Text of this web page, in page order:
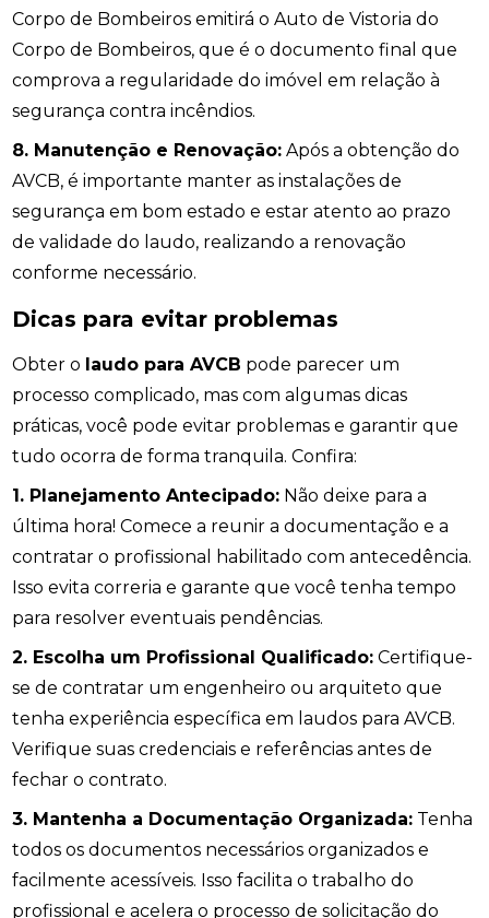
Corpo de Bombeiros emitirá o Auto de Vistoria do
Corpo de Bombeiros, que é o documento final que
comprova a regularidade do imóvel em relação à
segurança contra incêndios.
8. Manutenção e Renovação: Após a obtenção do
AVCB, é importante manter as instalações de
segurança em bom estado e estar atento ao prazo
de validade do laudo, realizando a renovação
conforme necessário.
Dicas para evitar problemas
Obter o laudo para AVCB pode parecer um
processo complicado, mas com algumas dicas
práticas, você pode evitar problemas e garantir que
tudo ocorra de forma tranquila. Confira:
1. Planejamento Antecipado: Não deixe para a
última hora! Comece a reunir a documentação e a
contratar o profissional habilitado com antecedência.
Isso evita correria e garante que você tenha tempo
para resolver eventuais pendências.
2. Escolha um Profissional Qualificado: Certifique-
se de contratar um engenheiro ou arquiteto que
tenha experiência específica em laudos para AVCB.
Verifique suas credenciais e referências antes de
fechar o contrato.
3. Mantenha a Documentação Organizada: Tenha
todos os documentos necessários organizados e
facilmente acessíveis. Isso facilita o trabalho do
profissional e acelera o processo de solicitação do